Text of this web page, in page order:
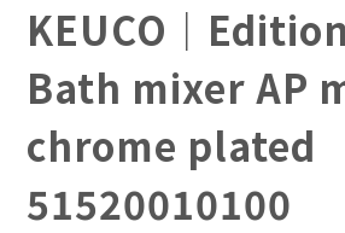
加入會員｜即享$100元
KEUCO｜
Bath mixer AP
chrome plated
51520010100